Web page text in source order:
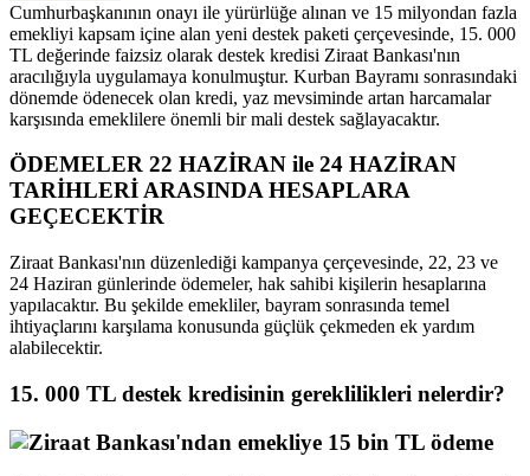
Cumhurbaşkanının onayı ile yürürlüğe alınan ve 15 milyondan fazla
emekliyi kapsam içine alan yeni destek paketi çerçevesinde, 15. 000
TL değerinde faizsiz olarak destek kredisi Ziraat Bankası'nın
aracılığıyla uygulamaya konulmuştur. Kurban Bayramı sonrasındaki
dönemde ödenecek olan kredi, yaz mevsiminde artan harcamalar
karşısında emeklilere önemli bir mali destek sağlayacaktır.
ÖDEMELER 22 HAZİRAN ile 24 HAZİRAN
TARİHLERİ ARASINDA HESAPLARA
GEÇECEKTİR
Ziraat Bankası'nın düzenlediği kampanya çerçevesinde, 22, 23 ve
24 Haziran günlerinde ödemeler, hak sahibi kişilerin hesaplarına
yapılacaktır. Bu şekilde emekliler, bayram sonrasında temel
ihtiyaçlarını karşılama konusunda güçlük çekmeden ek yardım
alabilecektir.
15. 000 TL destek kredisinin gereklilikleri nelerdir?